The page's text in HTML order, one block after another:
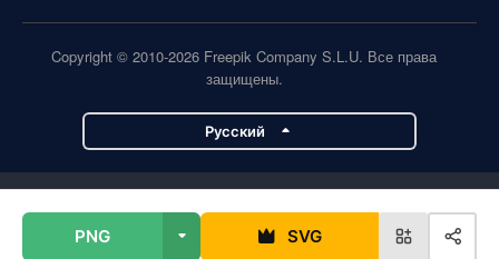
PNG SVG
Copyright © 2010-2026 Freepik Company S.L.U. Все права
защищены.
Pусский
Flaticon Slidesgo